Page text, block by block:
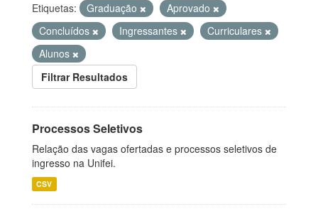
Etiquetas: Graduação
Aprovado
Concluídos
Ingressantes
Curriculares
Alunos
Filtrar Resultados
Processos Seletivos
Relação das vagas ofertadas e processos seletivos de
ingresso na Unifei.
CSV